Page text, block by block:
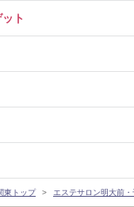
ト
東トップ エステサロン明大前